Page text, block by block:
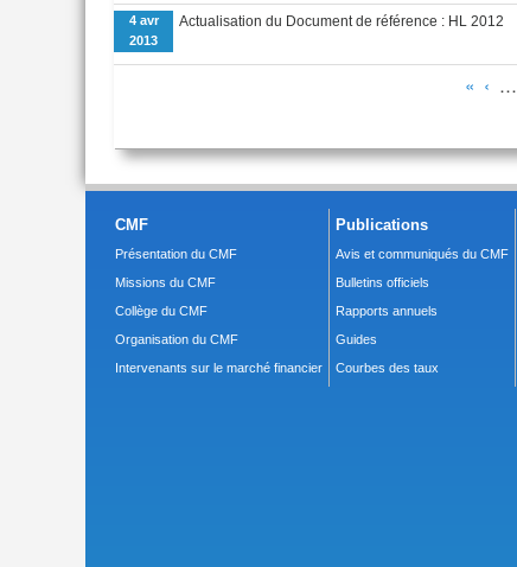
4 avr
2013
Actualisation du Document de référence : HL 2012
« ‹ …
CMF
Présentation du CMF
Missions du CMF
Collège du CMF
Organisation du CMF
Intervenants sur le marché financier
Publications
Avis et communiqués du CMF
Bulletins officiels
Rapports annuels
Guides
Courbes des taux